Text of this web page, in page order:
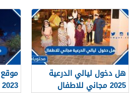
هل دخول ليالي الدرعية
2025 مجاني للاطفال
موقع
2023 موسم الدرعية